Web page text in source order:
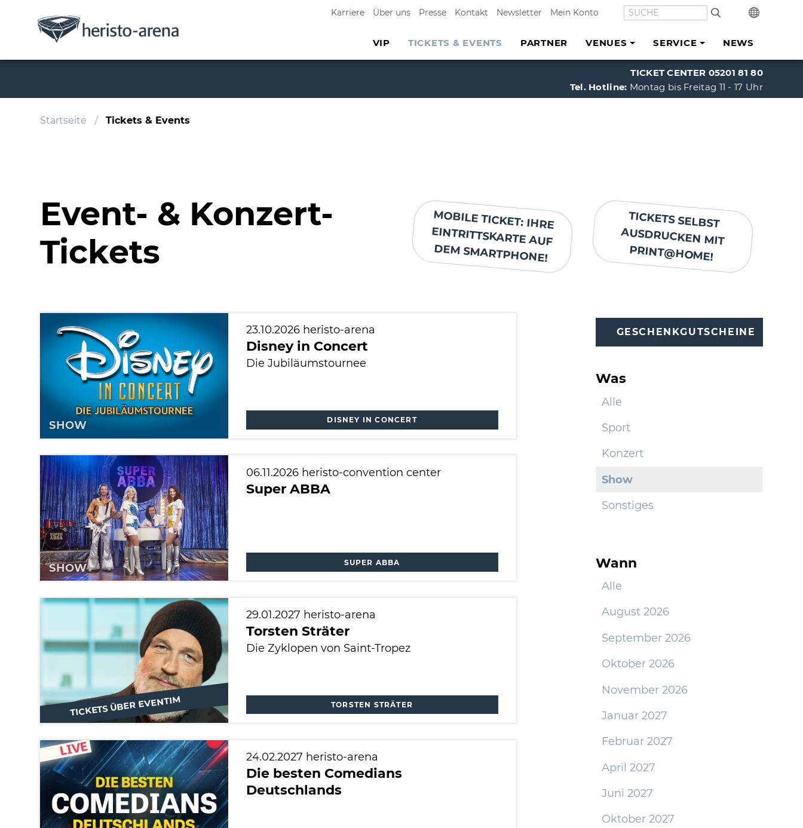
Karriere Über uns Presse Kontakt Newsletter Mein Konto SUCHE
VIP TICKETS & EVENTS PARTNER VENUES SERVICE NEWS
TICKET CENTER 05201 81 80
Tel. Hotline: Montag bis Freitag 11 - 17 Uhr
Startseite Tickets & Events
TICKETS SELBST
AUSDRUCKEN MIT
PRINT@HOME!
MOBILE TICKET: IHRE
EINTRITTSKARTE AUF
DEM SMARTPHONE!
Event- & Konzert-
Tickets
SHOW
23.10.2026 heristo-arena
Disney in Concert
Die Jubiläumstournee
DISNEY IN CONCERT
SHOW
06.11.2026 heristo-convention center
Super ABBA
SUPER ABBA
SHOW
TICKETS ÜBER EVENTIM
29.01.2027 heristo-arena
Torsten Sträter
Die Zyklopen von Saint-Tropez
TORSTEN STRÄTER
24.02.2027 heristo-arena
Die besten Comedians
Deutschlands
GESCHENKGUTSCHEINE
Was
Alle
Sport
Konzert
Show
Sonstiges
Wann
Alle
August 2026
September 2026
Oktober 2026
November 2026
Januar 2027
Februar 2027
April 2027
Juni 2027
Oktober 2027